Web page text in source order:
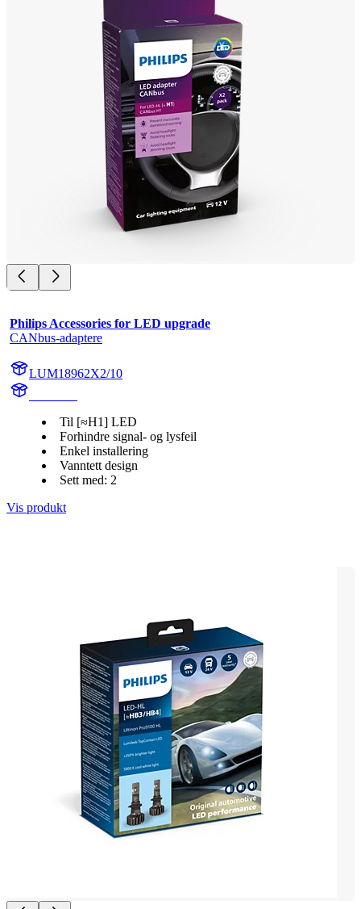
Philips Accessories for LED upgrade
CANbus-adaptere
LUM18962X2/10
Til [≈H1] LED
Forhindre signal- og lysfeil
Enkel installering
Vanntett design
Sett med: 2
Vis produkt